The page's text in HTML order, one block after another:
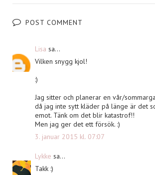
POST COMMENT
Lisa sa...
Vilken snygg kjol!
:)
Jag sitter och planerar en vår/
då jag inte sytt kläder på länge är det
emot. Tänk om det blir katastrof!!
Men jag ger det ett försök. :)
3. januar 2015 kl. 07:07
Lykke sa...
Takk :)